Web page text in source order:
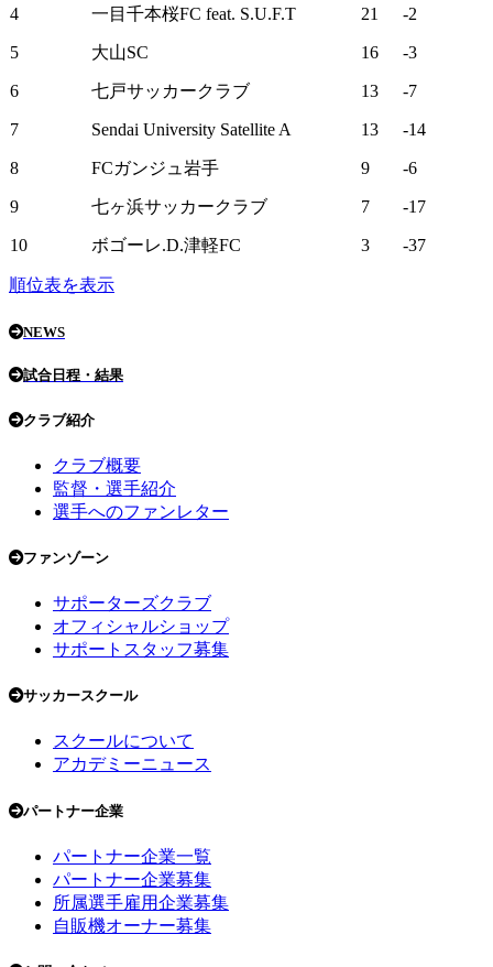
4 一目千本桜FC feat. S.U.F.T 21 -2
5 大山SC 16 -3
6 七戸サッカークラブ 13 -7
7 Sendai University Satellite A 13 -14
8 FCガンジュ岩手 9 -6
9 七ヶ浜サッカークラブ 7 -17
10 ボゴーレ.D.津軽FC 3 -37
順位表を表示
NEWS
試合日程・結果
クラブ紹介
クラブ概要
監督・選手紹介
選手へのファンレター
ファンゾーン
サポーターズクラブ
オフィシャルショップ
サポートスタッフ募集
サッカースクール
スクールについて
アカデミーニュース
パートナー企業
パートナー企業一覧
パートナー企業募集
所属選手雇用企業募集
自販機オーナー募集